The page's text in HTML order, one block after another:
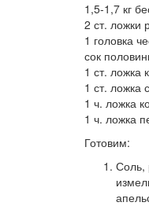
1,5-1,7 кг
2 ст. ложки
1 головка
сок
1 ст. ложка
1 ст. ложка
1 ч. ложка
1 ч. ложка
Готовим:
Соль,